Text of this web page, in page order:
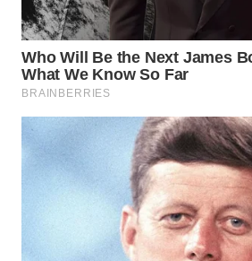
BINTAN
WN
MANDALIKA
WN
LIKUPANG
WN